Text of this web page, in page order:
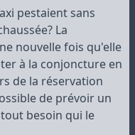
pestaient sans
La
nouvelle fois qu'elle
à la conjoncture en
de la réservation
de prévoir un
besoin qui le